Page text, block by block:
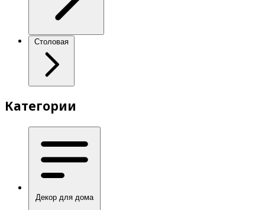
Столовая
Категории
Декор для дома